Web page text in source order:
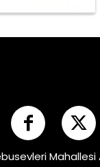
Mahallesi